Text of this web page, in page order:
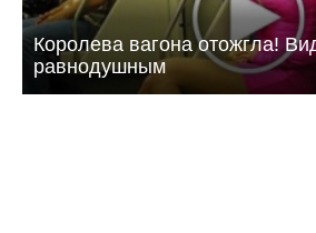
Королева вагона отожгла!
равнодушным